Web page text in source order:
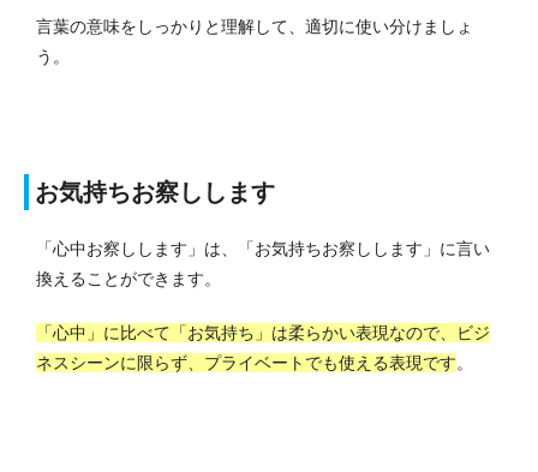
言葉の意味をしっかりと理解して、適切に使い分けましょ
う。
お気持ちお察しします
「心中お察しします」は、「お気持ちお察しします」に言い
換えることができます。
「心中」に比べて「お気持ち」は柔らかい表現なので、ビジ
ネスシーンに限らず、プライベートでも使える表現です。